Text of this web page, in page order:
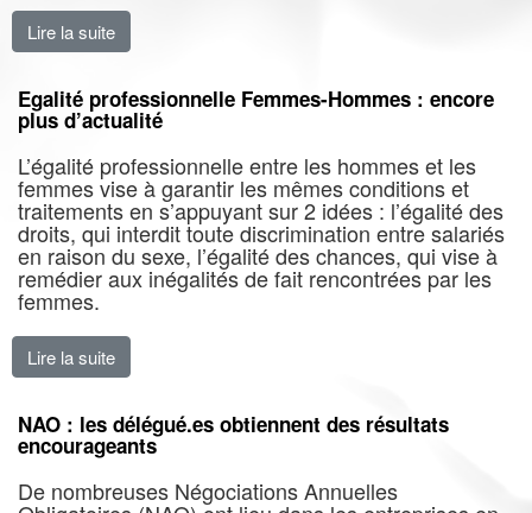
Lire la suite
Egalité professionnelle Femmes-Hommes : encore
plus d’actualité
L’égalité professionnelle entre les hommes et les
femmes vise à garantir les mêmes conditions et
traitements en s’appuyant sur 2 idées : l’égalité des
droits, qui interdit toute discrimination entre salariés
en raison du sexe, l’égalité des chances, qui vise à
remédier aux inégalités de fait rencontrées par les
femmes.
Lire la suite
NAO : les délégué.es obtiennent des résultats
encourageants
De nombreuses Négociations Annuelles